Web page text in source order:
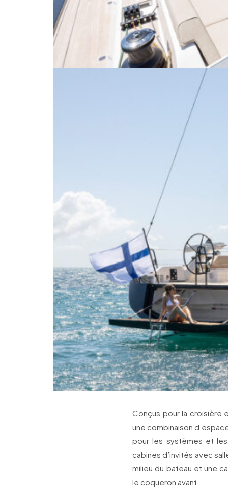
Conçus pour la croisière
une combinaison
pour les systèmes et
cabines d’invités avec
milieu du bateau et une
le coqueron avant.